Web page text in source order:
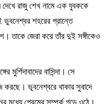
রাজু শেখ নামে এক যুবককে
ভুবনেশ্বর শহরের প্রান্তে
তাকে জেরা করে তাঁর দুই সঙ্গীকেও
মুর্শিদাবাদের বাসিন্দা। সে
করছে। ভূবনেশ্বরে থাকার সুবাদে
মধ্যে প্রেমের সম্পর্ক গড়ে ওঠে।